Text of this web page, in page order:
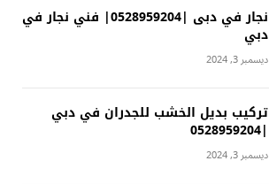
نجار في دبى |0528959204| فني نجار في
دبي
ديسمبر 3, 2024
تركيب بديل الخشب للجدران في دبي
|0528959204
ديسمبر 3, 2024